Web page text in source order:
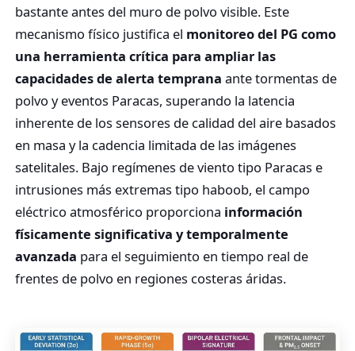
bastante antes del muro de polvo visible. Este
mecanismo físico justifica el monitoreo del PG como
una herramienta crítica para ampliar las
capacidades de alerta temprana ante tormentas de
polvo y eventos Paracas, superando la latencia
inherente de los sensores de calidad del aire basados
en masa y la cadencia limitada de las imágenes
satelitales. Bajo regímenes de viento tipo Paracas e
intrusiones más extremas tipo haboob, el campo
eléctrico atmosférico proporciona información
físicamente significativa y temporalmente
avanzada para el seguimiento en tiempo real de
frentes de polvo en regiones costeras áridas.